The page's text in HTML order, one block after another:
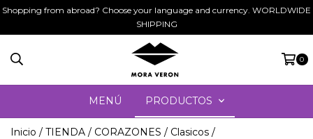
Shopping from abroad? Choose your language and currency. WORLDWIDE
SHIPPING
0
MENÚ PRODUCTOS
Inicio / TIENDA / CORAZONES / Clasicos /